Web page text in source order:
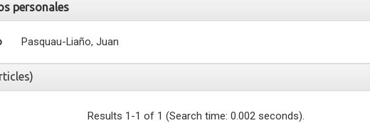
personales
Pasquau-Liaño, Juan
Results 1-1 of 1 (Search time: 0.002 seconds).